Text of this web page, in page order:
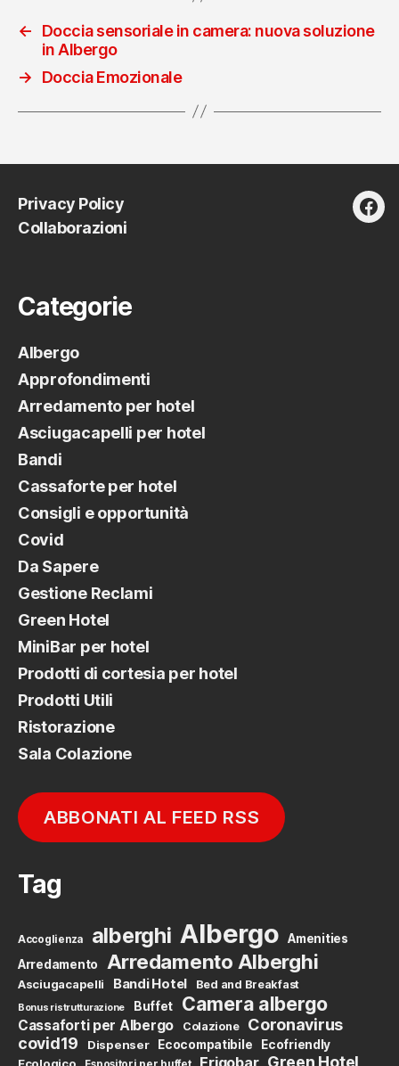
←
Doccia sensoriale in camera: nuova soluzione
in Albergo
→
Doccia Emozionale
Privacy Policy
Collaborazioni
Categorie
Albergo
Approfondimenti
Arredamento per hotel
Asciugacapelli per hotel
Bandi
Cassaforte per hotel
Consigli e opportunità
Covid
Da Sapere
Gestione Reclami
Green Hotel
MiniBar per hotel
Prodotti di cortesia per hotel
Prodotti Utili
Ristorazione
Sala Colazione
ABBONATI AL FEED RSS
Tag
Accoglienza alberghi Albergo
Amenities
Arredamento
Arredamento Alberghi
Asciugacapelli Bandi Hotel Bed and Breakfast
Bonus ristrutturazione Buffet Camera albergo
Cassaforti per Albergo Colazione
Coronavirus
covid19
Dispenser Ecocompatibile
Ecofriendly
Frigobar Green Hotel